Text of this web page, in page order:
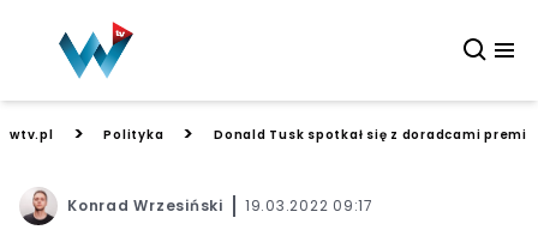
wtv.pl > Polityka > Donald Tusk spotkał się z doradcami
Konrad Wrzesiński 19.03.2022 09:17